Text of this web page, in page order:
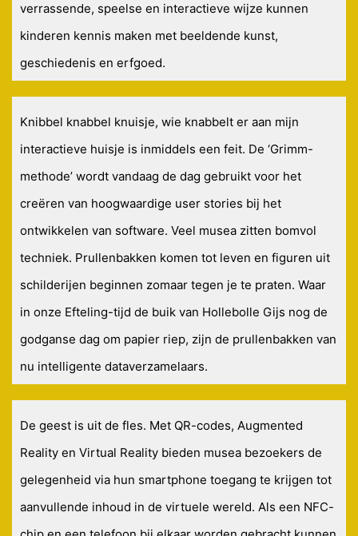
verrassende, speelse en interactieve wijze kunnen
kinderen kennis maken met beeldende kunst,
geschiedenis en erfgoed.
Knibbel knabbel knuisje, wie knabbelt er aan mijn
interactieve huisje is inmiddels een feit. De ‘Grimm-
methode’ wordt vandaag de dag gebruikt voor het
creëren van hoogwaardige user stories bij het
ontwikkelen van software. Veel musea zitten bomvol
techniek. Prullenbakken komen tot leven en figuren uit
schilderijen beginnen zomaar tegen je te praten. Waar
in onze Efteling-tijd de buik van Hollebolle Gijs nog de
godganse dag om papier riep, zijn de prullenbakken van
nu intelligente dataverzamelaars.
De geest is uit de fles. Met QR-codes, Augmented
Reality en Virtual Reality bieden musea bezoekers de
gelegenheid via hun smartphone toegang te krijgen tot
aanvullende inhoud in de virtuele wereld. Als een NFC-